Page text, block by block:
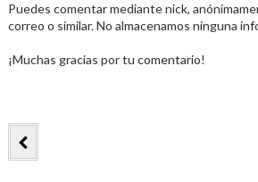
Puedes comentar mediante nick,
correo o similar. No almacenamos ninguna
¡Muchas gracias por tu comentario!